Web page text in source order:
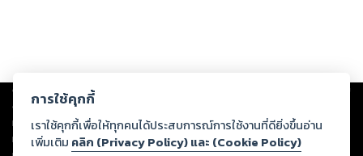
Copyright © 2026
ต่อผลงานหรือเนื้อหาใดที่อัปโหลดผ่านเว็บไซต์และปรากฏว่าละเมิดสิทธิใน
ทรัพย์สินทางปัญญาของบุคคลอื่นหรือขัดต่อกฎหมายและศีลธรรม ดังนั้น ผู้อ่าน
ทุกท่านโปรดใช้วิจารณญาณในการกลั่นกรองด้วยตนเอง และหากท่านพบว่าส่วน
การใช้คุกกี้
เราใช้คุกกี้เพื่อให้ทุกคนได้ประสบการณ์การใช้งานที่ดียิ่งขึ้นอ่าน
เพิ่มเติม คลิก (Privacy Policy) และ (Cookie Policy)